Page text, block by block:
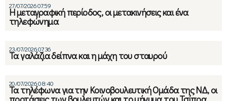
27/07/2026 07:59
Η μεταγραφική περίοδος, οι μετακινήσεις και ένα
τηλεφώνημα
23/07/2026 07:36
Τα γαλάζια δείπνα και η μάχη του σταυρού
20/07/2026 08:40
Τα τηλέφωνα για την Κοινοβουλευτική Ομάδα της ΝΔ, οι